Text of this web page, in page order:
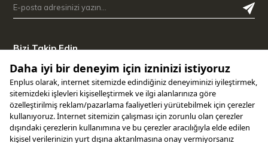
Bizi Takip Edin
Uygulamamızı İndirin